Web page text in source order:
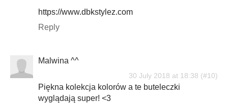
https://www.dbkstylez.com
Reply
Malwina ^^
30 July 2018 at 18:38
Piękna kolekcja kolorów a te buteleczki
wyglądają super! <3